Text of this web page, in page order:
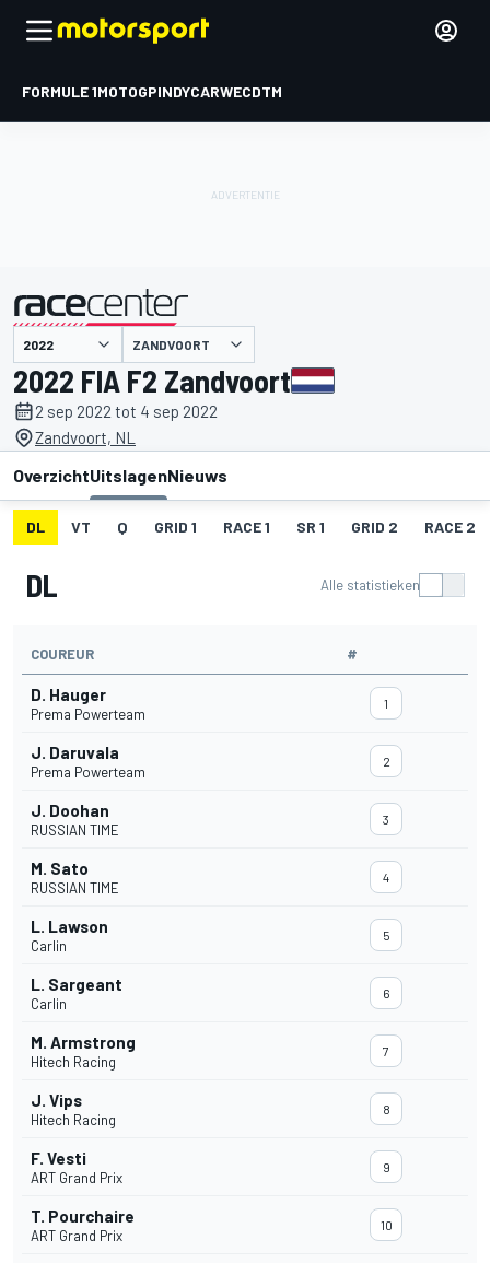
FORMULE 1MOTOGPINDYCARWECDTM
gepresenteerd door ZANDVOORT
2022 FIA F2 Zandvoort
2 sep 2022 tot 4 sep 2022
Zandvoort, NL
OverzichtUitslagenNieuws
DL VT Q GRID 1 RACE 1 SR 1 GRID 2 RACE 2
DL Alle statistieken
COUREUR #
D. Hauger
Prema Powerteam
1
J. Daruvala
Prema Powerteam
2
J. Doohan
RUSSIAN TIME
3
M. Sato
RUSSIAN TIME
4
L. Lawson
Carlin
5
L. Sargeant
Carlin
6
M. Armstrong
Hitech Racing
7
J. Vips
Hitech Racing
8
F. Vesti
ART Grand Prix
9
T. Pourchaire
ART Grand Prix
10